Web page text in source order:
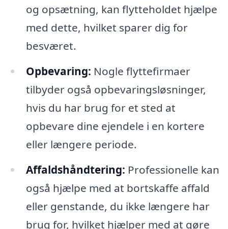
og opsætning, kan flytteholdet hjælpe
med dette, hvilket sparer dig for
besværet.
Opbevaring: Nogle flyttefirmaer
tilbyder også opbevaringsløsninger,
hvis du har brug for et sted at
opbevare dine ejendele i en kortere
eller længere periode.
Affaldshåndtering: Professionelle kan
også hjælpe med at bortskaffe affald
eller genstande, du ikke længere har
brug for, hvilket hjælper med at gøre